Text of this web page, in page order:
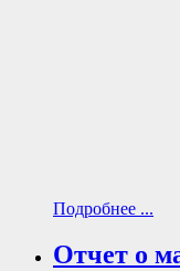
Подробнее ...
Отчет о